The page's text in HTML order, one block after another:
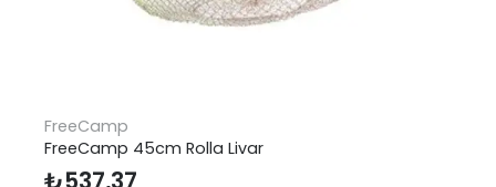
FreeCamp
FreeCamp 45cm Rolla Livar
₺537,37